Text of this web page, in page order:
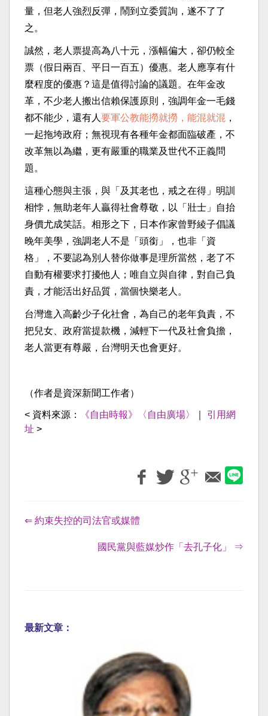
量，但老人強烈反彈，鬧到立委質詢，遂不了了
之。
誠然，老人票提高為八十元，漲幅偏大，卻仍較全
票（假日兩百、平日一百五）優惠。老人應享有什
麼程度的優惠？這是值得討論的議題。在年金改
革，不少老人搬出信賴保護原則，強調年金一毛錢
都不能少，還有人 要軍公教能撈就撈，能混就混 ，
一起拖垮政府；無視現有各種年金都面臨破產，不
改革無以為繼，更有嚴重的職業及世代不正義問
題。
這種心態與主張，與「及其老也，戒之在得」明訓
相悖，無助老年人贏得社會尊敬，以「壯士」自抬
身價尤成笑話。相形之下，日本作家曾野綾子倡議
晚年美學，強調老人不是「頭銜」，也非「資
格」，不要認為別人替你做事是理所當然，老了不
自動有權要求打擾他人；唯自立與自律，對自己負
責，才能活出好品質，當個快樂老人。
台灣進入高齡少子化社會，為自己的老年負責，不
把兒女、政府當提款機，減輕下一代及社會負擔，
老人當更有尊嚴，台灣明天也會更好。
（作者是資深新聞工作者）
< 資料來源： 《自由時報》〈自由廣場〉
引用網
址 >
⇐ 約束失控的司法官或媒體
國民黨與藍媒炒作「去孔子化」 ⇒
最新文章：